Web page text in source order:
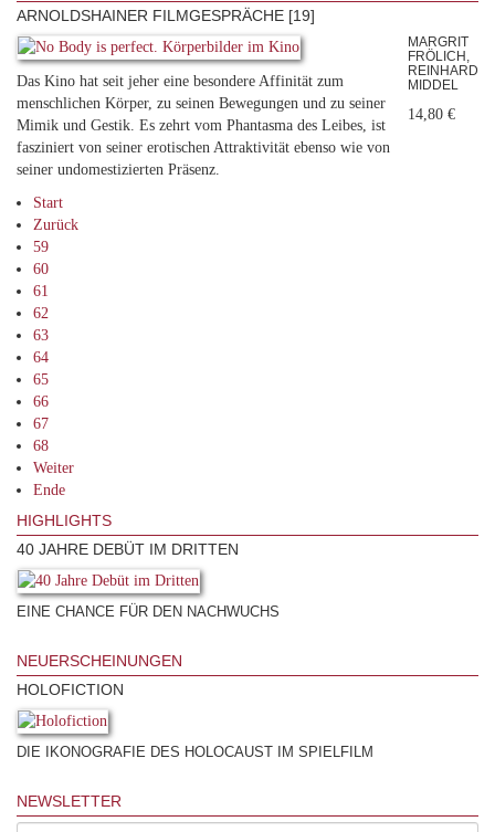
ARNOLDSHAINER FILMGESPRÄCHE [19]
Das Kino hat seit jeher eine besondere Affinität zum
menschlichen Körper, zu seinen Bewegungen und zu seiner
Mimik und Gestik. Es zehrt vom Phantasma des Leibes, ist
fasziniert von seiner erotischen Attraktivität ebenso wie von
seiner undomestizierten Präsenz.
MARGRIT
FRÖLICH,
REINHARD
MIDDEL
14,80 €
Start
Zurück
59
60
61
62
63
64
65
66
67
68
Weiter
Ende
HIGHLIGHTS
40 JAHRE DEBÜT IM DRITTEN
EINE CHANCE FÜR DEN NACHWUCHS
NEUERSCHEINUNGEN
HOLOFICTION
DIE IKONOGRAFIE DES HOLOCAUST IM SPIELFILM
NEWSLETTER